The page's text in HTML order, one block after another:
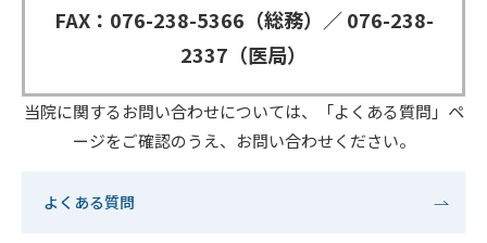
FAX：076-238-5366（総務）／076-238-
2337（医局）
当院に関するお問い合わせについては、「よくある質問」ペ
ージをご確認のうえ、お問い合わせください。
よくある質問